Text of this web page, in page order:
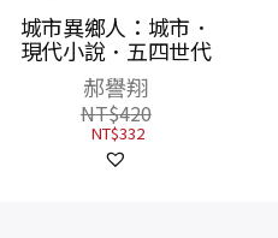
城市異鄉人：城市．
現代小說．五四世代
郝譽翔
NT$420
NT$332